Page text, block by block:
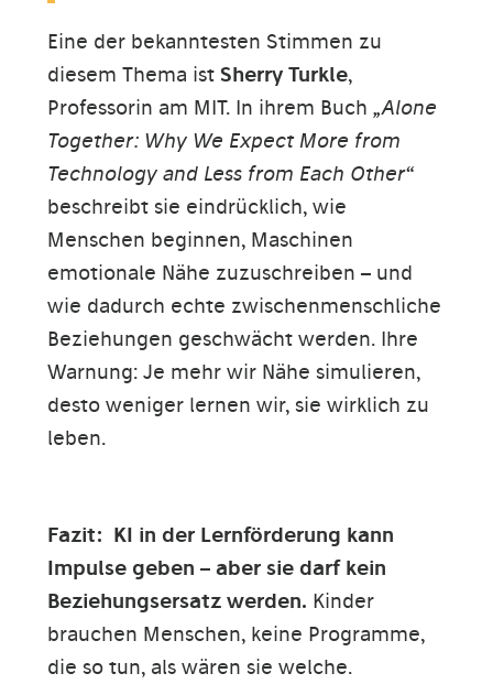
Eine der bekanntesten Stimmen zu
diesem Thema istSherry Turkle,
Professorin am MIT. In ihrem Buch„Alone
Together: Why We Expect More from
Technology and Less from Each Other“
beschreibt sie eindrücklich, wie
Menschen beginnen, Maschinen
emotionale Nähe zuzuschreiben – und
wie dadurch echte zwischenmenschliche
Beziehungen geschwächt werden. Ihre
Warnung: Je mehr wir Nähe simulieren,
desto weniger lernen wir, sie wirklich zu
leben.
Fazit: KI in der Lernförderung kann
Impulse geben – aber sie darf kein
Beziehungsersatz werden. Kinder
brauchen Menschen, keine Programme,
die so tun, als wären sie welche.